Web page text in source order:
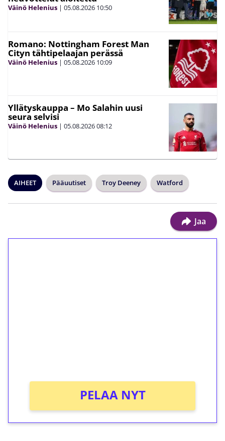
Väinö Helenius | 05.08.2026 10:50
Romano: Nottingham Forest Man
Cityn tähtipelaajan perässä
Väinö Helenius | 05.08.2026 10:09
Yllätyskauppa – Mo Salahin uusi
seura selvisi
Väinö Helenius | 05.08.202608:12
AIHEET Pääuutiset Troy Deeney Watford
Jaa
PELAA NYT